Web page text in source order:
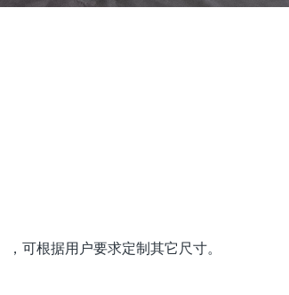
可根据用户要求定制其它尺寸。